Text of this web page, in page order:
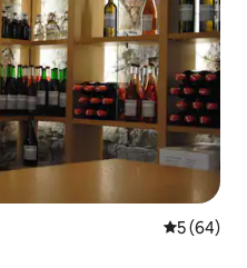
5 de uma
5 (64)